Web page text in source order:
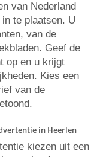
van Nederland
te plaatsen. U
van de
Geef de
op en u krijgt
Kies een
van de
in Heerlen
kiezen uit een